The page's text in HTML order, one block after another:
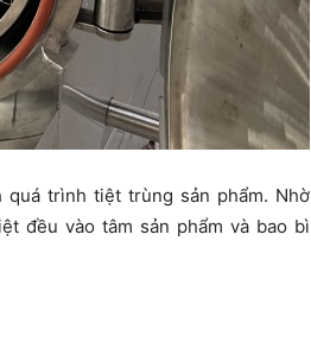
trình tiệt trùng sản phẩm. Nhờ
đều vào tâm sản phẩm và bao bì